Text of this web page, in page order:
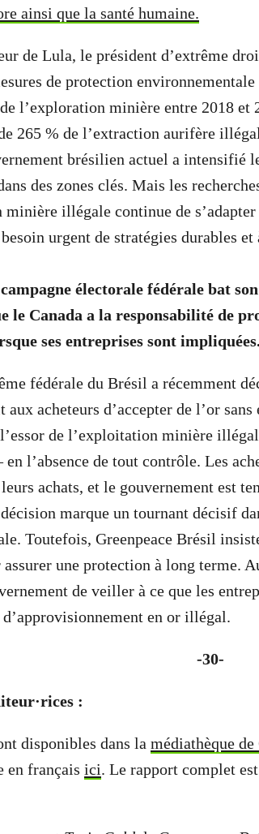
ainsi que la santé humaine.
de Lula, le président d’extrême
de protection
l’exploration minière entre 2018 et
265 % de l’extraction aurifère
brésilien actuel a intensifié
des zones clés. Mais les
illégale continue de
urgent de stratégies durables et
électorale fédérale bat
le Canada a la responsabilité de
ses entreprises sont impliquées.
fédérale du Brésil a récemment
acheteurs d’accepter de l’or
de l’exploitation minière
en l’absence de tout contrôle. Les
achats, et le gouvernement est
marque un tournant décisif
Toutefois, Greenpeace Brésil
une protection à long terme.
de veiller à ce que les
d’approvisionnement en or illégal.
-30-
:
disponibles dans la médiathèque de
en français ici. Le rapport complet